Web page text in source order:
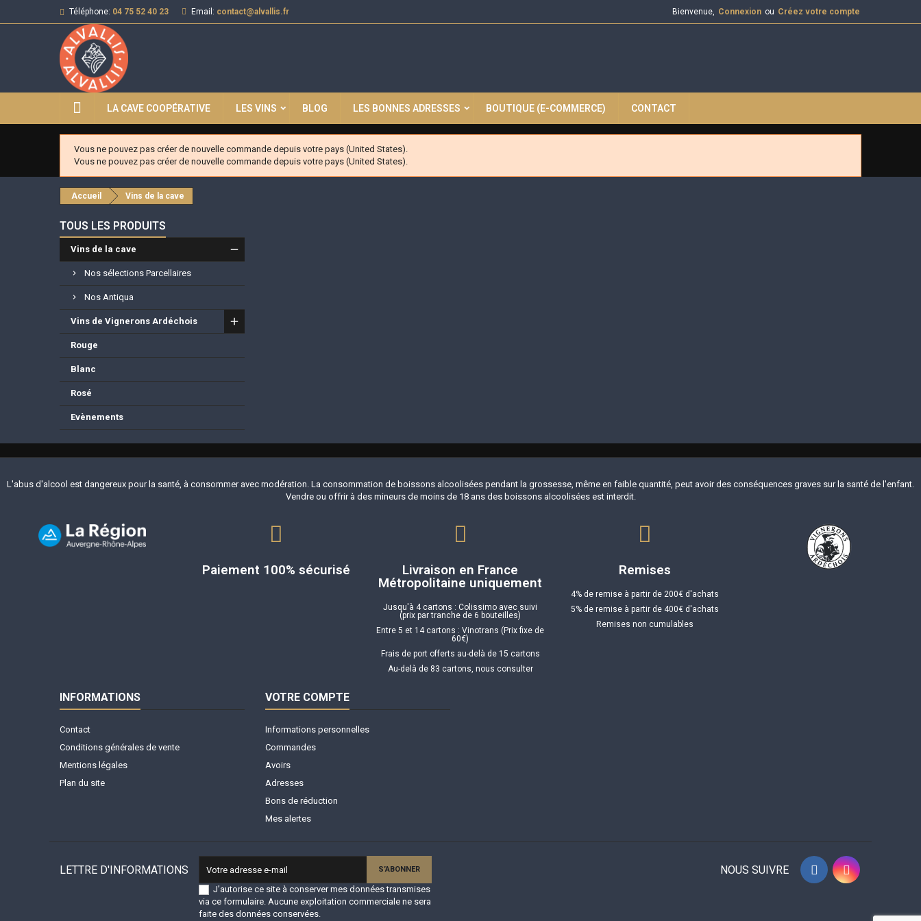
Téléphone: 04 75 52 40 23 Email: contact@alvallis.fr Bienvenue, Connexion ou Créez votre compte
LA CAVE COOPÉRATIVE LES VINS BLOG LES BONNES ADRESSES BOUTIQUE (E-COMMERCE) CONTACT
Vous ne pouvez pas créer de nouvelle commande depuis votre pays (United States).
Vous ne pouvez pas créer de nouvelle commande depuis votre pays (United States).
Accueil Vins de la cave
TOUS LES PRODUITS
Vins de la cave
Nos sélections Parcellaires
Nos Antiqua
Vins de Vignerons Ardéchois
Rouge
Blanc
Rosé
Evènements
L'abus d'alcool est dangereux pour la santé, à consommer avec modération. La consommation de boissons alcoolisées pendant la grossesse, même en faible quantité, peut avoir des conséquences graves sur la santé de l'enfant.
Vendre ou offrir à des mineurs de moins de 18 ans des boissons alcoolisées est interdit.
Paiement 100% sécurisé
Livraison en France
Métropolitaine uniquement
Jusqu'à 4 cartons : Colissimo avec suivi
(prix par tranche de 6 bouteilles)
Entre 5 et 14 cartons : Vinotrans (Prix fixe de
60€)
Frais de port offerts au-delà de 15 cartons
Au-delà de 83 cartons, nous consulter
Remises
4% de remise à partir de 200€ d'achats
5% de remise à partir de 400€ d'achats
Remises non cumulables
INFORMATIONS
Contact
Conditions générales de vente
Mentions légales
Plan du site
VOTRE COMPTE
Informations personnelles
Commandes
Avoirs
Adresses
Bons de réduction
Mes alertes
LETTRE D'INFORMATIONS
J’autorise ce site à conserver mes données transmises
via ce formulaire. Aucune exploitation commerciale ne sera
faite des données conservées.
NOUS SUIVRE